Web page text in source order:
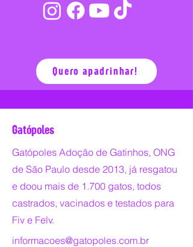
Quero apadrinhar!
Gatópoles
Gatópoles Adoção de Gatinhos, ONG
de São Paulo desde 2013, já resgatou
e doou mais de 1.700 gatos, todos
castrados, vacinados e testados para
Fiv e Felv.
informacoes@gatopoles.com.br